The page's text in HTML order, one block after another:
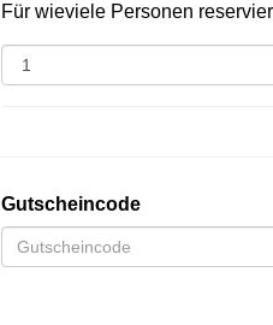
Für wieviele Personen
Gutscheincode